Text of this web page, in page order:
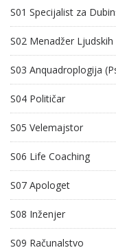
S01 Specijalist za
S02 Menadžer
S03 Anquadroplogija
S04 Političar
S05 Velemajstor
S06 Life Coaching
S07 Apologet
S08 Inženjer
S09 Računalstvo